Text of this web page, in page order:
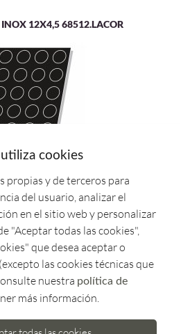
12X4,5 68512.LACOR
40 CAV.859106.PUJADAS
AL CLIENTE
cookies
propias y de terceros para
del usuario, analizar el
en el sitio web y personalizar
"Aceptar todas las cookies",
que desea aceptar o
las cookies técnicas que
nuestra política de
más información.